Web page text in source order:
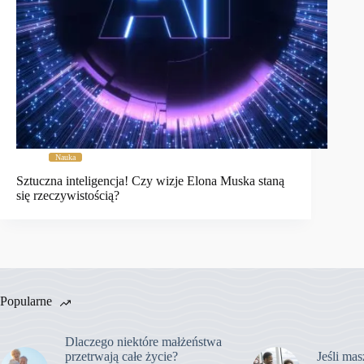
Nauka
Sztuczna inteligencja! Czy wizje Elona Muska staną
się rzeczywistością?
Popularne
Dlaczego niektóre małżeństwa
przetrwają całe życie?
Jeśli